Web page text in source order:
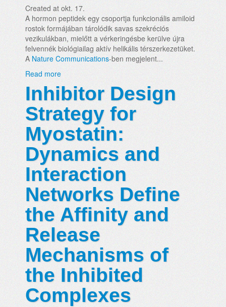
Created at okt. 17.
A hormon peptidek egy csoportja funkcionális amiloid
rostok formájában tárolódik savas szekréciós
vezikulákban, mielőtt a vérkeringésbe kerülve újra
felvennék biológiailag aktív helikális térszerkezetüket.
A Nature Communications-ben megjelent...
Read more
Inhibitor Design
Strategy for
Myostatin:
Dynamics and
Interaction
Networks Define
the Affinity and
Release
Mechanisms of
the Inhibited
Complexes